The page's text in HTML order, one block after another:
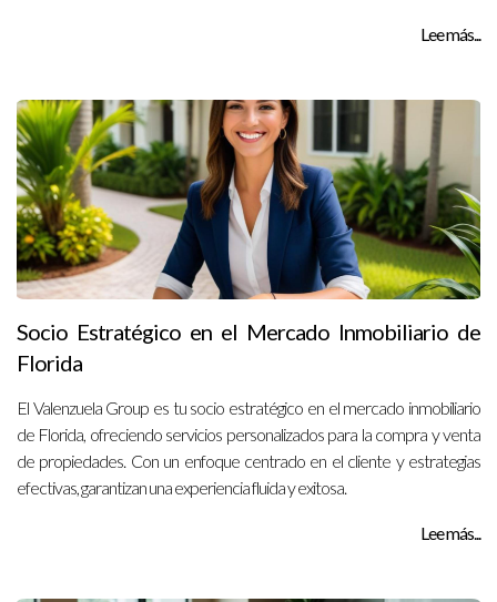
Lee más...
Socio Estratégico en el Mercado Inmobiliario de
Florida
El Valenzuela Group es tu socio estratégico en el mercado inmobiliario
de Florida, ofreciendo servicios personalizados para la compra y venta
de propiedades. Con un enfoque centrado en el cliente y estrategias
efectivas, garantizan una experiencia fluida y exitosa.
Lee más...